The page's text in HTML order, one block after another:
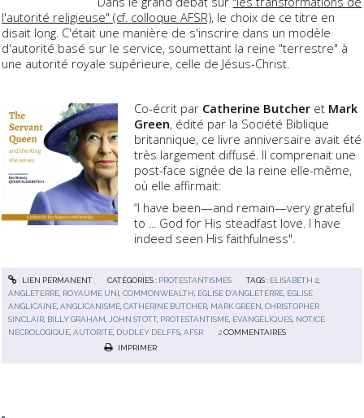
l'autorité religieuse" (cf. colloque AFSR), le choix de ce titre en
disait long. C'était une manière de s'inscrire dans un modèle
d'autorité basé sur le service, soumettant la reine "terrestre" à
une autorité royale supérieure, celle de Jésus-Christ.
Co-écrit par Catherine Butcher et Mark
Green, édité par la Société Biblique
britannique, ce livre anniversaire avait été
très largement diffusé. Il comprenait une
post-face signée de la reine elle-même,
où elle affirmait:
“I have been—and remain—very grateful
to ... God for His steadfast love. I have
indeed seen His faithfulness".
LIEN PERMANENT CATÉGORIES : PROTESTANTISMES TAGS : ELISABETH 2,
ANGLETERRE, ROYAUME UNI,COMMONWEALTH, ÉGLISE D'ANGLETERRE, ÉGLISE
ANGLICAINE,ANGLICANISME,CATHERINE BUTCHER, MARK GREEN,CHRISTOPHER
SINCLAIR, BILLY GRAHAM,JOHN STOTT, PROTESTANTISME, ÉVANGÉLIQUES, NOTICE
NÉCROLOGIQUE,AUTORITÉ, DUDLEY DELFFS,AFSR 2 COMMENTAIRES
IMPRIMER